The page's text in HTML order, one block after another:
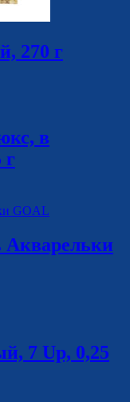
270 г
в
г
Акварельки
7 Up, 0,25